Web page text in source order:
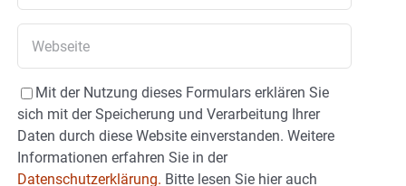
Mit der Nutzung dieses Formulars erklären Sie
sich mit der Speicherung und Verarbeitung Ihrer
Daten durch diese Website einverstanden. Weitere
Informationen erfahren Sie in der
Datenschutzerklärung. Bitte lesen Sie hier auch